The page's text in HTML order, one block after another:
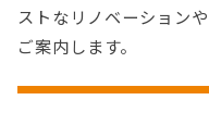
ストなリノベーション
ご案内します。